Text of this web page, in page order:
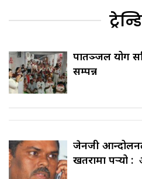
पातञ्जल योग
सम्पन्न
जेनजी
खतरामा पर्‍यो :